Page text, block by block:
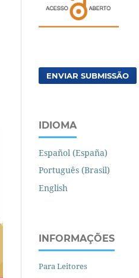
ENVIAR SUBMISSÃO
IDIOMA
Español (España)
Português (Brasil)
English
INFORMAÇÕES
Para Leitores